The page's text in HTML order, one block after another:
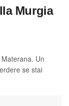
Murgia
Un
se stai